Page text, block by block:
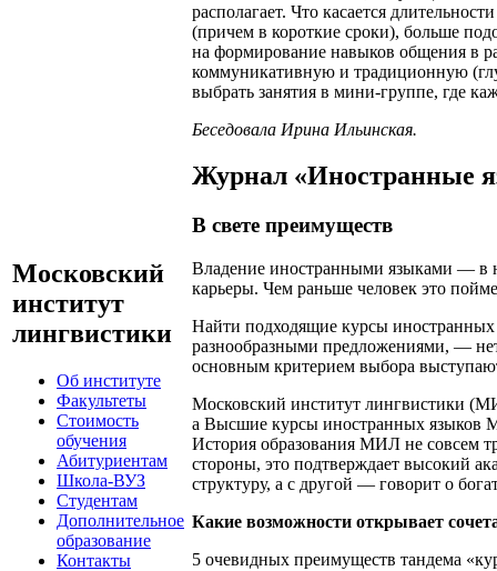
Московский
институт
лингвистики
Об институте
Факультеты
Стоимость
обучения
Абитуриентам
Школа-ВУЗ
Студентам
Дополнительное
образование
Контакты
располагает. Что касается
(причем в короткие сроки), больше
на формирование навыков общения в
коммуникативную и традиционную
выбрать занятия в мини-группе, где
Беседовала Ирина Ильинская.
Журнал «Иностранные
В свете преимуществ
Владение иностранными языками — в
карьеры. Чем раньше человек это
Найти подходящие курсы иностранных
разнообразными предложениями, —
основным критерием выбора
Московский институт лингвистики
а Высшие курсы иностранных
История образования МИЛ не совсем
стороны, это подтверждает высокий
структуру, а с другой — говорит о
Какие возможности открывает
5 очевидных преимуществ тандема